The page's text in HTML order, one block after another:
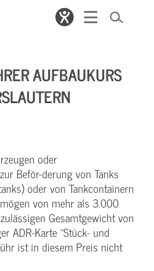
AUFBAUKURS
oder
Beför-derung von Tanks
oder von Tankcontainern
von mehr als 3.000
Gesamtgewicht von
ADR-Karte "Stück- und
ist in diesem Preis nicht